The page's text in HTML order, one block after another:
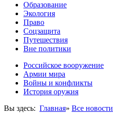
Образование
Экология
Право
Соцзащита
Путешествия
Вне политики
Российское вооружение
Армии мира
Войны и конфликты
История оружия
Вы здесь: Главная» Все новости